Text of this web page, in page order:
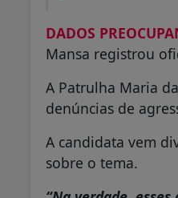
DADOS
Mansa registrou
A Patrulha Maria
denúncias de
A candidata vem
sobre o tema.